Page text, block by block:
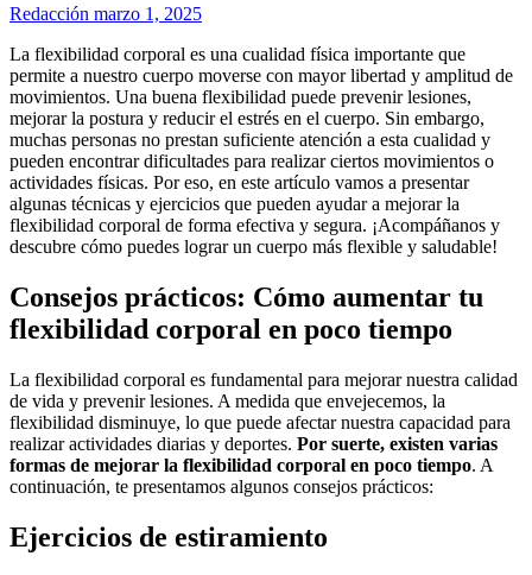
Redacción marzo 1, 2025
La flexibilidad corporal es una cualidad física importante que
permite a nuestro cuerpo moverse con mayor libertad y amplitud de
movimientos. Una buena flexibilidad puede prevenir lesiones,
mejorar la postura y reducir el estrés en el cuerpo. Sin embargo,
muchas personas no prestan suficiente atención a esta cualidad y
pueden encontrar dificultades para realizar ciertos movimientos o
actividades físicas. Por eso, en este artículo vamos a presentar
algunas técnicas y ejercicios que pueden ayudar a mejorar la
flexibilidad corporal de forma efectiva y segura. ¡Acompáñanos y
descubre cómo puedes lograr un cuerpo más flexible y saludable!
Consejos prácticos: Cómo aumentar tu
flexibilidad corporal en poco tiempo
La flexibilidad corporal es fundamental para mejorar nuestra calidad
de vida y prevenir lesiones. A medida que envejecemos, la
flexibilidad disminuye, lo que puede afectar nuestra capacidad para
realizar actividades diarias y deportes. Por suerte, existen varias
formas de mejorar la flexibilidad corporal en poco tiempo. A
continuación, te presentamos algunos consejos prácticos:
Ejercicios de estiramiento